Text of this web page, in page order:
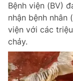
Bệnh viện (BV)
nhận bệnh nhân
viện với các
chảy.